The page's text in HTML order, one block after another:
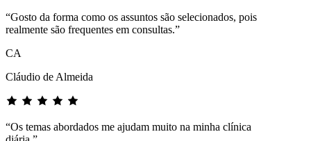
“Gosto da forma como os assuntos são selecionados, pois
realmente são frequentes em consultas.”
CA
Cláudio de Almeida
“Os temas abordados me ajudam muito na minha clínica